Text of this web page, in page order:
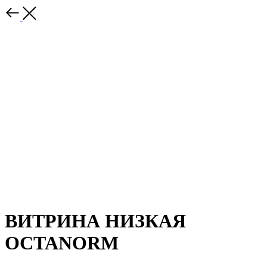
ВИТРИНА НИЗКАЯ
OCTANORM